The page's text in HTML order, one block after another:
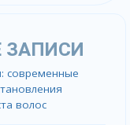
ЗАПИСИ
современные
волос